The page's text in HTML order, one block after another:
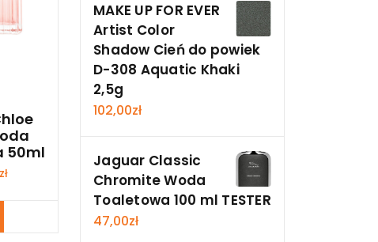
50ml
zł
MAKE UP FOR EVER
Artist Color
Shadow Cień do powiek
D-308 Aquatic Khaki
2,5g
102,00zł
Jaguar Classic
Chromite Woda
Toaletowa 100 ml TESTER
47,00zł